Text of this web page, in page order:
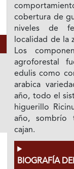
cobertura de
niveles de
localidad de la
Los
agroforestal
edulis como
arabica
año, todo el
higuerillo
año, sombrío
cajan.
BIOGRAFÍA